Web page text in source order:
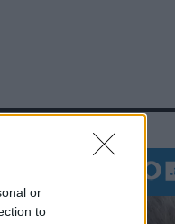
or
to